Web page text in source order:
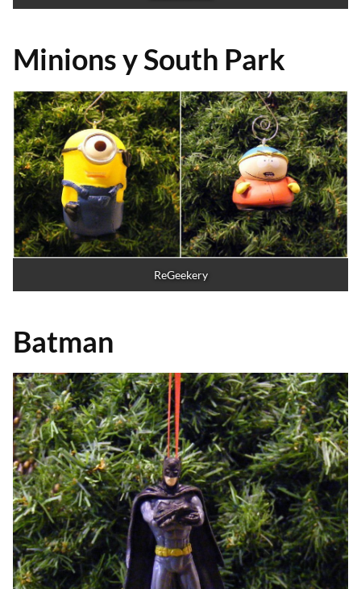
Minions y South Park
ReGeekery
Batman